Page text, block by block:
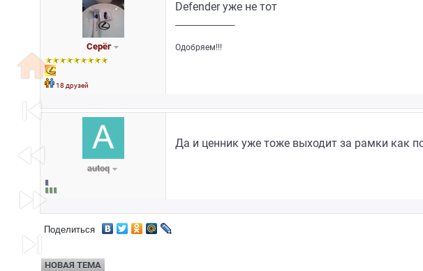
home
skip_previous
fast_rewind
fast_forward
skip_next
Серёг
18 друзей
Defender уже не тот
Одобряем!!!
autoq
Да и ценник уже тоже выходит за рамки как
Поделиться
НОВАЯ ТЕМА